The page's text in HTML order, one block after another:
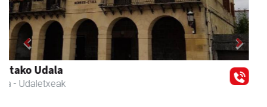
Magale Ikastetxea
Urnieta - Hezkuntza
Previous Next